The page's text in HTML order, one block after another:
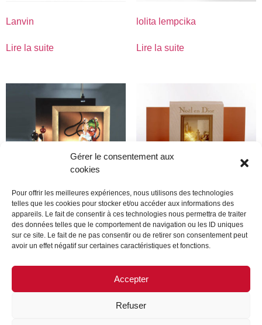
Gérer le consentement aux
cookies
Pour offrir les meilleures expériences, nous utilisons des technologies
telles que les cookies pour stocker et/ou accéder aux informations des
appareils. Le fait de consentir à ces technologies nous permettra de traiter
des données telles que le comportement de navigation ou les ID uniques
sur ce site. Le fait de ne pas consentir ou de retirer son consentement peut
avoir un effet négatif sur certaines caractéristiques et fonctions.
Accepter
Refuser
Lanvin
Lire la suite
lolita lempcika
Lire la suite
Dior
Lire la suite
Dior
Lire la suite